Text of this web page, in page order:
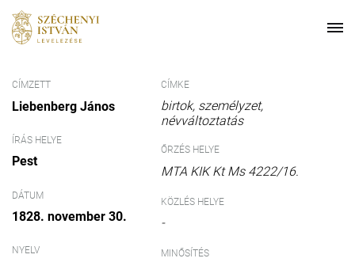
CÍMZETT
Liebenberg János
ÍRÁS HELYE
Pest
DÁTUM
1828. november 30.
NYELV
CÍMKE
birtok személyzet
névváltoztatás
ŐRZÉS HELYE
MTA KIK Kt Ms 4222/16.
KÖZLÉS HELYE
-
MINŐSÍTÉS